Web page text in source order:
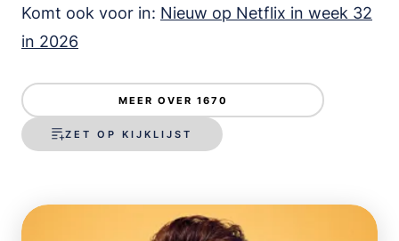
Komt ook voor in: Nieuw op Netflix in week 32
in 2026
MEER OVER 1670
ZET OP KIJKLIJST